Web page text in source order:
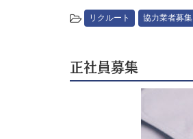
リクルート 協力業者募集
正社員募集